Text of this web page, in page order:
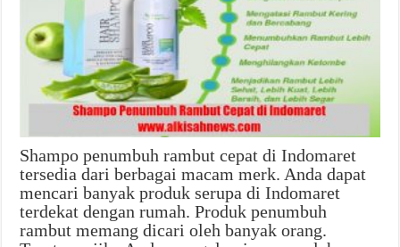
Shampo penumbuh rambut cepat di Indomaret
tersedia dari berbagai macam merk. Anda dapat
mencari banyak produk serupa di Indomaret
terdekat dengan rumah. Produk penumbuh
rambut memang dicari oleh banyak orang.